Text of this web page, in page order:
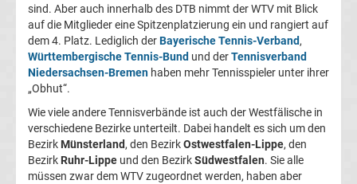
2.
Liga
Ergebnisse
3.
Liga
sind. Aber auch innerhalb des DTB nimmt der WTV mit Blick
auf die Mitglieder eine Spitzenplatzierung ein und rangiert auf
dem 4. Platz. Lediglich derBayerische Tennis-Verband,
Württembergische Tennis-Bund und derTennisverband
Niedersachsen-Bremen haben mehr Tennisspieler unter ihrer
„Obhut“.
Wie viele andere Tennisverbände ist auch der Westfälische in
verschiedene Bezirke unterteilt. Dabei handelt es sich um den
Bezirk Münsterland, den BezirkOstwestfalen-Lippe, den
Bezirk Ruhr-Lippe und den BezirkSüdwestfalen. Sie alle
müssen zwar dem WTV zugeordnet werden, haben aber